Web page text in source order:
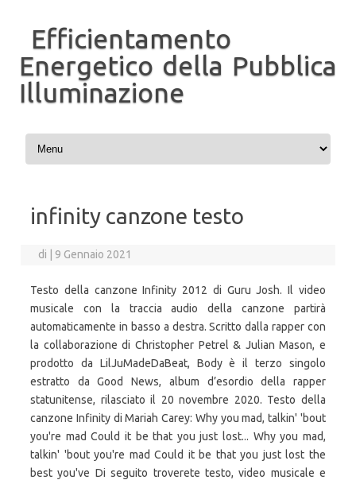
Efficientamento
Energetico della Pubblica
Illuminazione
Vai al contenuto
infinity canzone testo
di 9 Gennaio 2021
Testo della canzone Infinity 2012 di Guru Josh. Il video
musicale con la traccia audio della canzone partirà
automaticamente in basso a destra. Scritto dalla rapper con
la collaborazione di Christopher Petrel & Julian Mason, e
prodotto da LilJuMadeDaBeat, Body è il terzo singolo
estratto da Good News, album d’esordio della rapper
statunitense, rilasciato il 20 novembre 2020. Testo della
canzone Infinity di Mariah Carey: Why you mad, talkin' 'bout
you're mad Could it be that you just lost... Why you mad,
talkin' 'bout you're mad Could it be that you just lost the
best you've Di seguito troverete testo, video musicale e